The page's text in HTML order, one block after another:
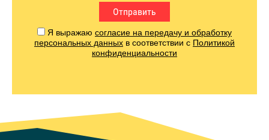
Отправить
Я выражаю согласие на передачу и обработку
персональных данных в соответствии с Политикой
конфиденциальности